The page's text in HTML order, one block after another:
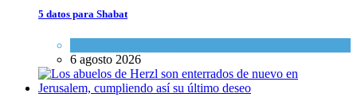
5 datos para Shabat
6 agosto 2026